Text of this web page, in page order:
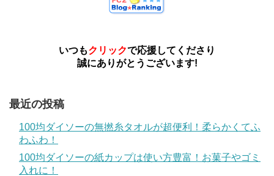
いつもクリックで応援してくださり
誠にありがとうございます!
最近の投稿
100均ダイソーの無撚糸タオルが超便利！柔らかくてふ
わふわ！
100均ダイソーの紙カップは使い方豊富！お菓子やゴミ
入れに！